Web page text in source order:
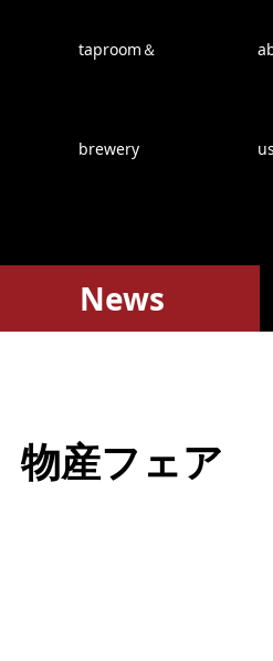
taproom＆
brewery us
News
物産フェア